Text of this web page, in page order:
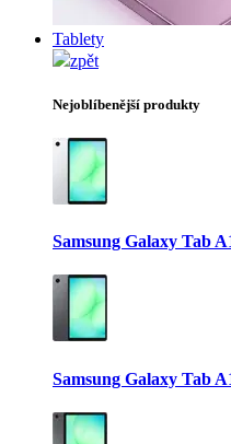
Tablety
zpět
Nejoblíbenější produkty
Samsung Galaxy Tab
Samsung Galaxy Tab